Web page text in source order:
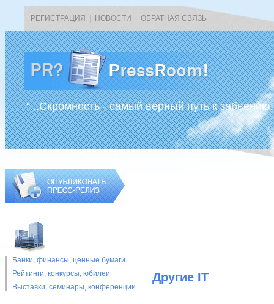
РЕГИСТРАЦИЯ НОВОСТИ ОБРАТНАЯ СВЯЗЬ
“...Скромность - самый верный путь к
Банки, финансы, ценные бумаги
Рейтинги, конкурсы, юбилеи
Выставки, cеминары, конференции
Другие IT